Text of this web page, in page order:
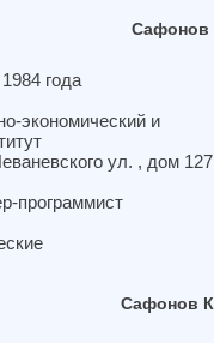
Сафонов
года
экономический и
ул. , дом
программист
Сафонов